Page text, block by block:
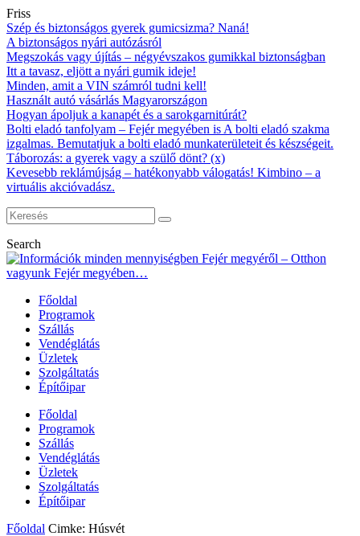
Friss
Szép és biztonságos gyerek gumicsizma? Naná!
A biztonságos nyári autózásról
Megszokás vagy újítás – négyévszakos gumikkal biztonságban
Itt a tavasz, eljött a nyári gumik ideje!
Minden, amit a VIN számról tudni kell!
Használt autó vásárlás Magyarországon
Hogyan ápoljuk a kanapét és a sarokgarnitúrát?
Bolti eladó tanfolyam – Fejér megyében is A bolti eladó szakma
izgalmas. Bemutatjuk a bolti eladó munkaterületeit és készségeit.
Táborozás: a gyerek vagy a szülő dönt? (x)
Kevesebb reklámújság – hatékonyabb válogatás! Kimbino – a
virtuális akcióvadász.
Search
Főoldal
Programok
Szállás
Vendéglátás
Üzletek
Szolgáltatás
Építőipar
Főoldal
Programok
Szállás
Vendéglátás
Üzletek
Szolgáltatás
Építőipar
Főoldal Cimke: Húsvét